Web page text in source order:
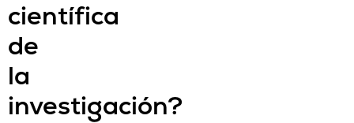
científica
de
la
investigación?